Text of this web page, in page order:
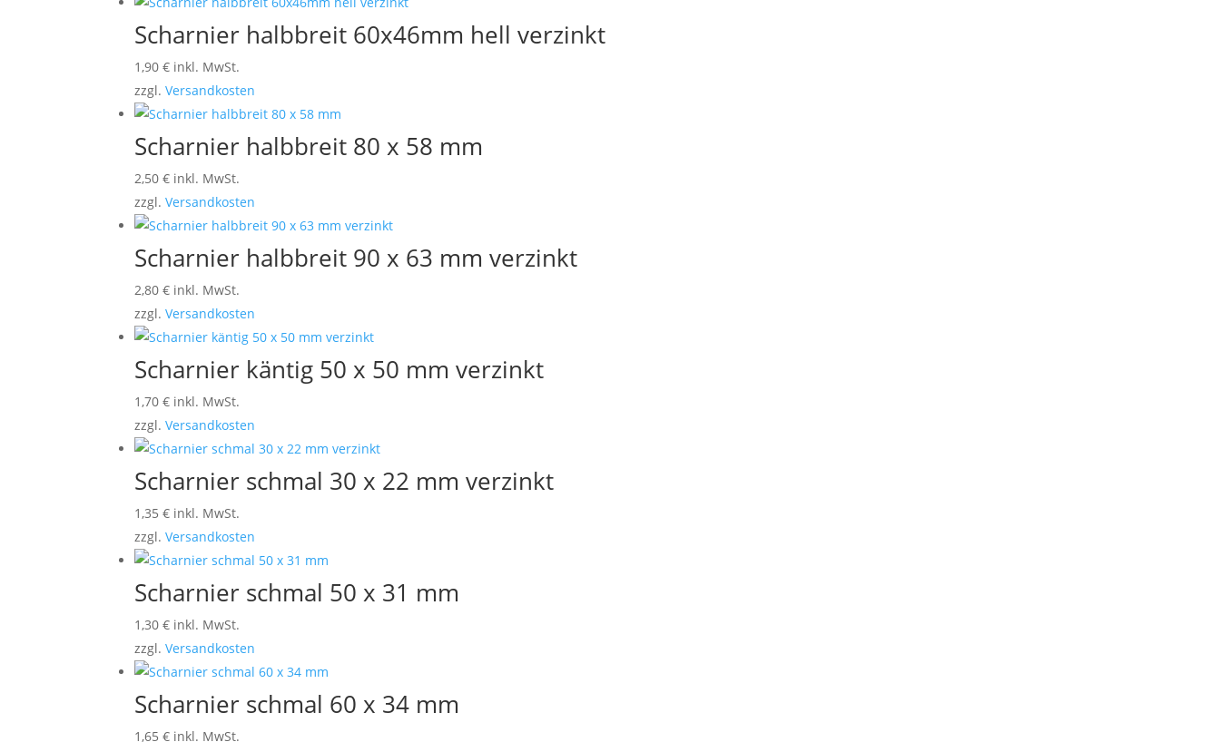
Scharnier halbbreit 60x46mm hell verzinkt
1,90€ inkl. MwSt.
zzgl.Versandkosten
Scharnier halbbreit 80 x 58 mm
2,50€ inkl. MwSt.
zzgl.Versandkosten
Scharnier halbbreit 90 x 63 mm verzinkt
2,80€ inkl. MwSt.
zzgl.Versandkosten
Scharnier käntig 50 x 50 mm verzinkt
1,70€ inkl. MwSt.
zzgl.Versandkosten
Scharnier schmal 30 x 22 mm verzinkt
1,35€ inkl. MwSt.
zzgl.Versandkosten
Scharnier schmal 50 x 31 mm
1,30€ inkl. MwSt.
zzgl.Versandkosten
Scharnier schmal 60 x 34 mm
1,65€ inkl. MwSt.